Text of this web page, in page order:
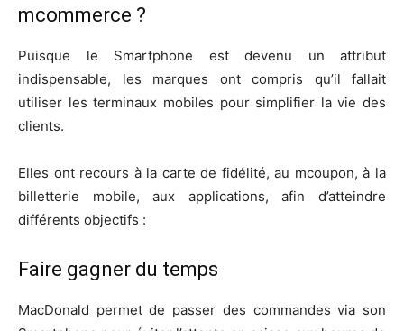
mcommerce ?
Puisque le Smartphone est devenu un attribut
indispensable, les marques ont compris qu’il fallait
utiliser les terminaux mobiles pour simplifier la vie des
clients.
Elles ont recours à la carte de fidélité, au mcoupon, à la
billetterie mobile, aux applications, afin d’atteindre
différents objectifs :
Faire gagner du temps
MacDonald permet de passer des commandes via son